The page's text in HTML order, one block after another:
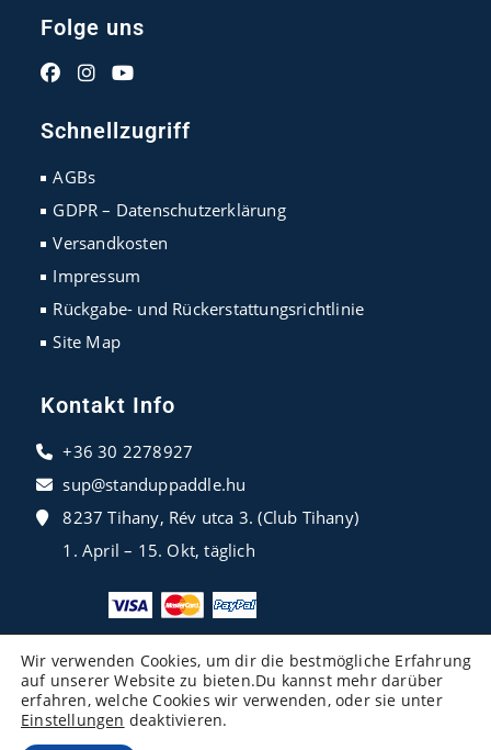
Folge uns
in
a
new
a
new
in
a
Schnellzugriff
AGBs
GDPR – Datenschutzerklärung
Versandkosten
Impressum
Rückgabe- und Rückerstattungsrichtlinie
Site Map
Kontakt Info
+36 30 2278927
sup@standuppaddle.hu
8237 Tihany, Rév utca 3. (Club Tihany)
1. April – 15. Okt, täglich
Wir verwenden Cookies, um dir die bestmögliche Erfahrung
auf unserer Website zu bieten.Du kannst mehr darüber
erfahren, welche Cookies wir verwenden, oder sie unter
Einstellungen deaktivieren.